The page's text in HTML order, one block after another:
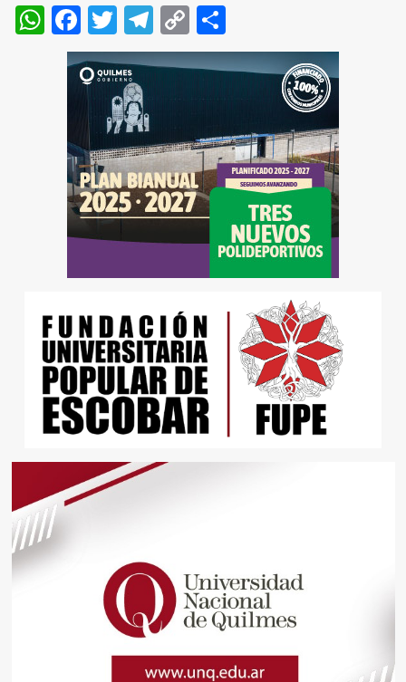
WhatsApp
Facebook
Twitter
Telegram
Copy
Link
Compartir